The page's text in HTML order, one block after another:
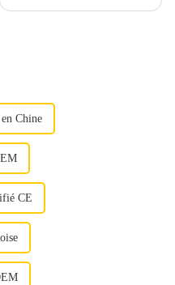
Chine
CE